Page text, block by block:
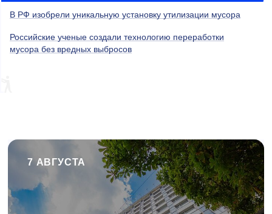
В РФ изобрели уникальную установку утилизации мусора
Российские ученые создали технологию переработки
мусора без вредных выбросов
7 АВГУСТА